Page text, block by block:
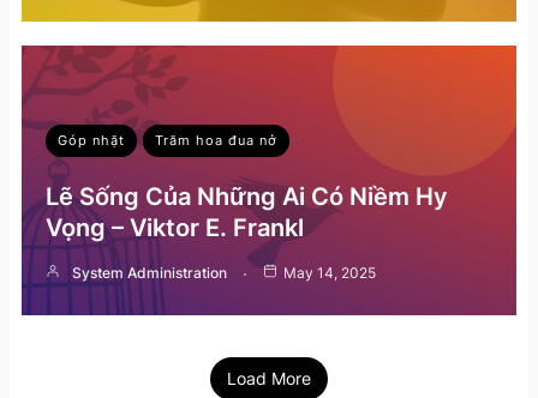
Góp nhặt Trăm hoa đua nở
Lẽ Sống Của Những Ai Có Niềm Hy
Vọng – Viktor E. Frankl
System Administration May 14, 2025
Load More